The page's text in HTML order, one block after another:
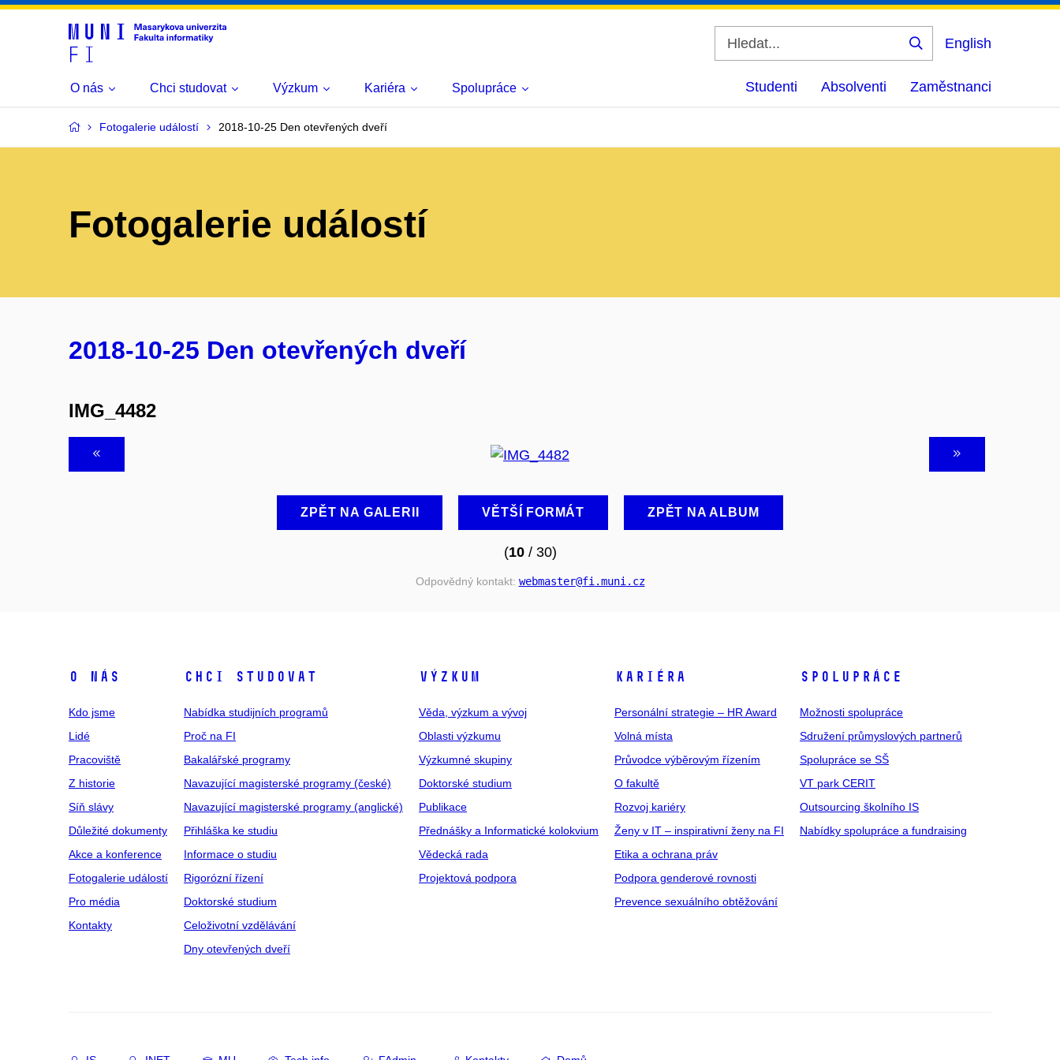
Vyhledat
English
O nás Chci studovat Výzkum Kariéra Spolupráce Studenti Absolventi Zaměstnanci
Fotogalerie událostí 2018-10-25 Den otevřených dveří
Fotogalerie událostí
2018-10-25 Den otevřených dveří
IMG_4482
ZPĚT NA GALERII VĚTŠÍ FORMÁT ZPĚT NA ALBUM
(10/ 30)
Odpovědný kontakt: webmaster@fi .muni .cz
O NÁS
Kdo jsme
Lidé
Pracoviště
Z historie
Síň slávy
Důležité dokumenty
Akce a konference
Fotogalerie událostí
Pro média
Kontakty
CHCI STUDOVAT
Nabídka studijních programů
Proč na FI
Bakalářské programy
Navazující magisterské programy (české)
Navazující magisterské programy (anglické)
Přihláška ke studiu
Informace o studiu
Rigorózní řízení
Doktorské studium
Celoživotní vzdělávání
Dny otevřených dveří
VÝZKUM
Věda, výzkum a vývoj
Oblasti výzkumu
Výzkumné skupiny
Doktorské studium
Publikace
Přednášky a Informatické kolokvium
Vědecká rada
Projektová podpora
KARIÉRA
Personální strategie – HR Award
Volná místa
Průvodce výběrovým řízením
O fakultě
Rozvoj kariéry
Ženy v IT – inspirativní ženy na FI
Etika a ochrana práv
Podpora genderové rovnosti
Prevence sexuálního obtěžování
SPOLUPRÁCE
Možnosti spolupráce
Sdružení průmyslových partnerů
Spolupráce se SŠ
VT park CERIT
Outsourcing školního IS
Nabídky spolupráce a fundraising